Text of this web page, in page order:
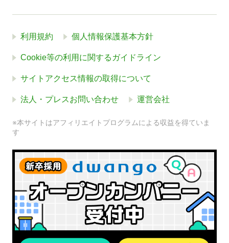
利用規約 個人情報保護基本方針
Cookie等の利用に関するガイドライン
サイトアクセス情報の取得について
法人・プレスお問い合わせ 運営会社
※本サイトはアフィリエイトプログラムによる収益を得ていま
す